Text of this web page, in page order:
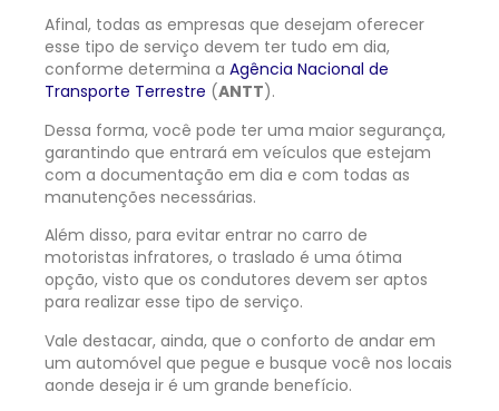
Afinal, todas as empresas que desejam oferecer
esse tipo de serviço devem ter tudo em dia,
conforme determina a Agência Nacional de
Transporte Terrestre (ANTT).
Dessa forma, você pode ter uma maior segurança,
garantindo que entrará em veículos que estejam
com a documentação em dia e com todas as
manutenções necessárias.
Além disso, para evitar entrar no carro de
motoristas infratores, o traslado é uma ótima
opção, visto que os condutores devem ser aptos
para realizar esse tipo de serviço.
Vale destacar, ainda, que o conforto de andar em
um automóvel que pegue e busque você nos locais
aonde deseja ir é um grande benefício.